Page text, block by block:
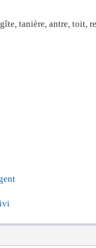
tanière, antre, toit,